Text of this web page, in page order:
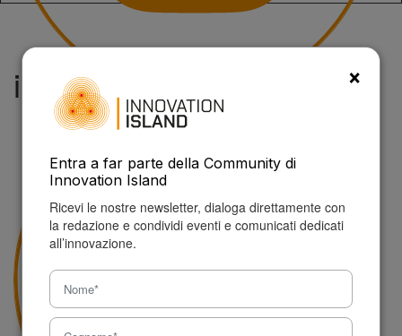
investitori ×
Entra a far parte della Community di
Innovation Island
Ricevi le nostre newsletter, dialoga direttamente con
la redazione e condividi eventi e comunicati dedicati
all’innovazione.